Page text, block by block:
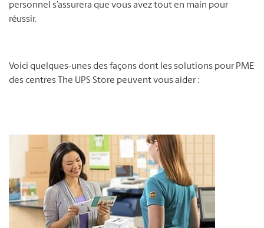
personnel s’assurera que vous avez tout en main pour
réussir.
Voici quelques-unes des façons dont les solutions pour PME
des centres The UPS Store peuvent vous aider :